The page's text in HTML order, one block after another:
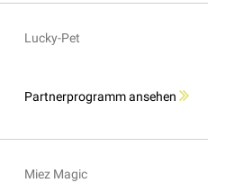
Lucky-Pet
Partnerprogramm ansehen
Miez Magic